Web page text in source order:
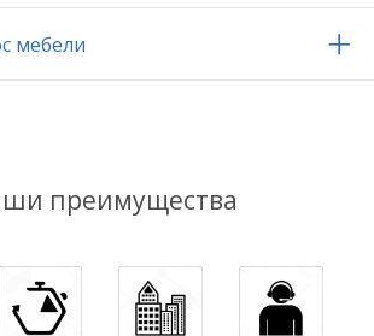
мебели
преимущества